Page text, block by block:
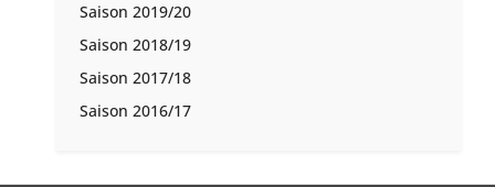
Saison 2019/20
Saison 2018/19
Saison 2017/18
Saison 2016/17